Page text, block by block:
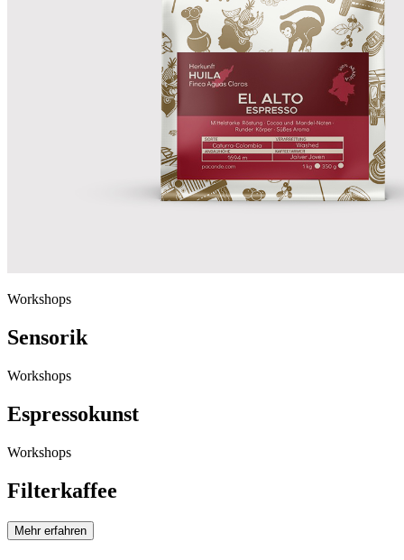
Workshops
Sensorik
Workshops
Espressokunst
Workshops
Filterkaffee
Mehr erfahren